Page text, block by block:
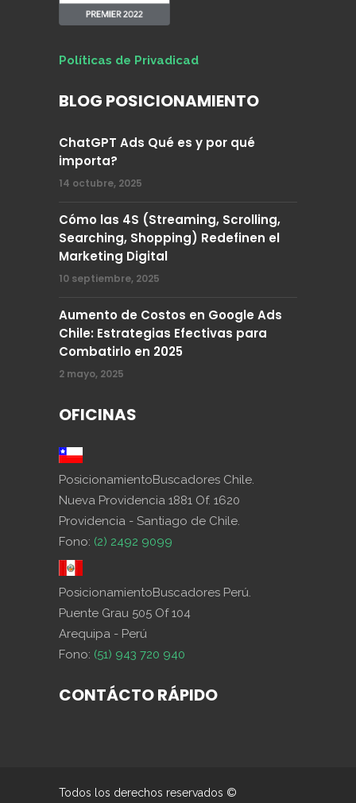
Políticas de Privadicad
BLOG POSICIONAMIENTO
ChatGPT Ads Qué es y por qué
importa?
14 octubre, 2025
Cómo las 4S (Streaming, Scrolling,
Searching, Shopping) Redefinen el
Marketing Digital
10 septiembre, 2025
Aumento de Costos en Google Ads
Chile: Estrategias Efectivas para
Combatirlo en 2025
2 mayo, 2025
OFICINAS
PosicionamientoBuscadores Chile.
Nueva Providencia 1881 Of. 1620
Providencia - Santiago de Chile.
Fono: (2) 2492 9099
PosicionamientoBuscadores Perú.
Puente Grau 505 Of 104
Arequipa - Perú
Fono: (51) 943 720 940
CONTÁCTO RÁPIDO
Todos los derechos reservados ©